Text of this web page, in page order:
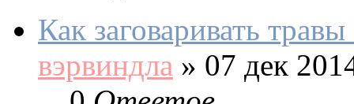
Как заговаривать травы
вэрвиндла » 07 дек